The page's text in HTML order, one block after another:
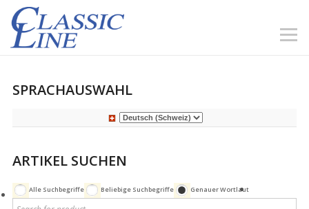
SPRACHAUSWAHL
ARTIKEL SUCHEN
Alle Suchbegriffe Beliebige Suchbegriffe Genauer Wortlaut